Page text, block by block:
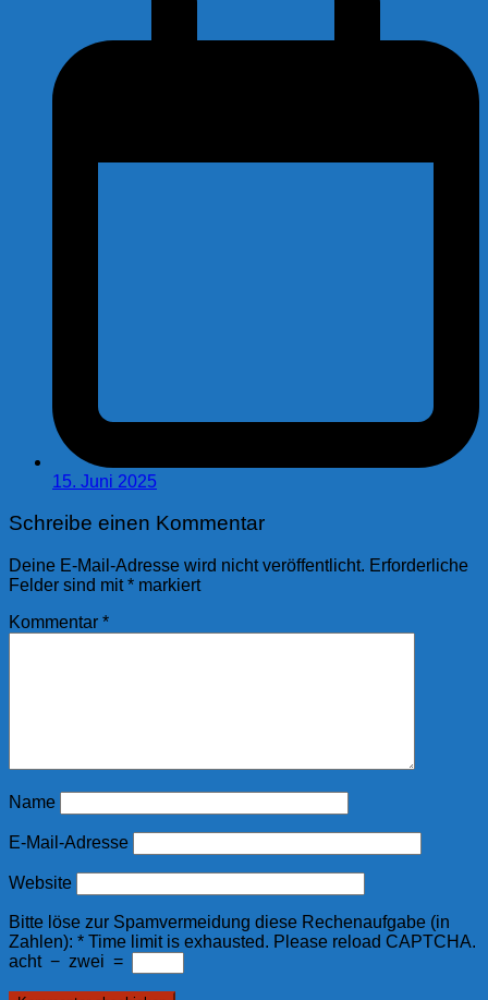
15. Juni 2025
Schreibe einen Kommentar
Deine E-Mail-Adresse wird nicht veröffentlicht. Erforderliche
Felder sind mit* markiert
Kommentar *
Name
E-Mail-Adresse
Website
Bitte löse zur Spamvermeidung diese Rechenaufgabe (in
Zahlen): * Time limit is exhausted. Please reload CAPTCHA.
acht − zwei =